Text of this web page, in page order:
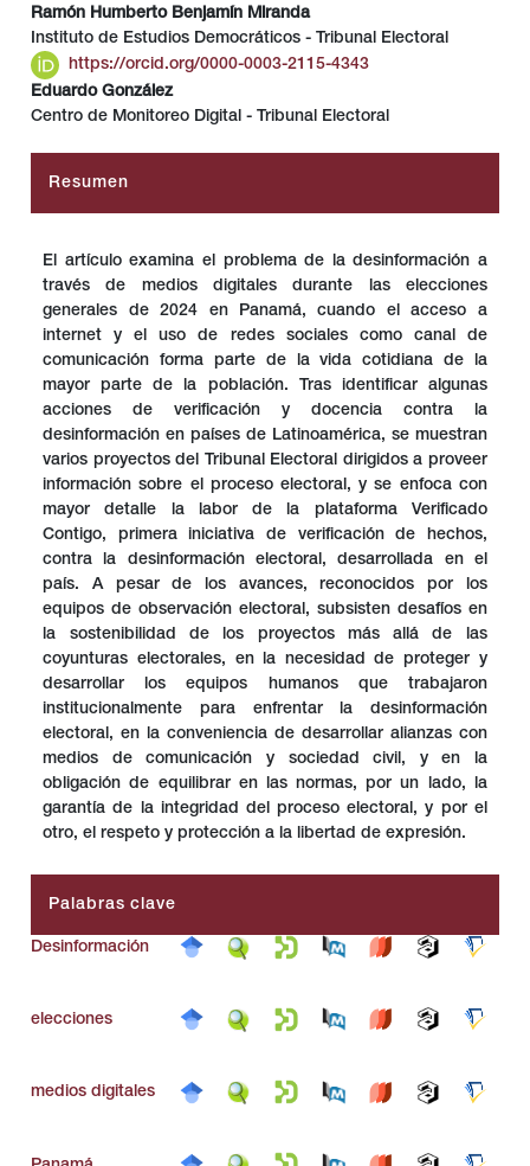
##plugins.themes.bootstrap3.article.main##
Ramón Humberto Benjamín Miranda
Instituto de Estudios Democráticos - Tribunal Electoral
https://orcid.org/0000-0003-2115-4343
Eduardo González
Centro de Monitoreo Digital - Tribunal Electoral
Resumen
El artículo examina el problema de la desinformación a
través de medios digitales durante las elecciones
generales de 2024 en Panamá, cuando el acceso a
internet y el uso de redes sociales como canal de
comunicación forma parte de la vida cotidiana de la
mayor parte de la población. Tras identificar algunas
acciones de verificación y docencia contra la
desinformación en países de Latinoamérica, se muestran
varios proyectos del Tribunal Electoral dirigidos a proveer
información sobre el proceso electoral, y se enfoca con
mayor detalle la labor de la plataforma Verificado
Contigo, primera iniciativa de verificación de hechos,
contra la desinformación electoral, desarrollada en el
país. A pesar de los avances, reconocidos por los
equipos de observación electoral, subsisten desafíos en
la sostenibilidad de los proyectos más allá de las
coyunturas electorales, en la necesidad de proteger y
desarrollar los equipos humanos que trabajaron
institucionalmente para enfrentar la desinformación
electoral, en la conveniencia de desarrollar alianzas con
medios de comunicación y sociedad civil, y en la
obligación de equilibrar en las normas, por un lado, la
garantía de la integridad del proceso electoral, y por el
otro, el respeto y protección a la libertad de expresión.
Palabras clave
Desinformación
elecciones
medios digitales